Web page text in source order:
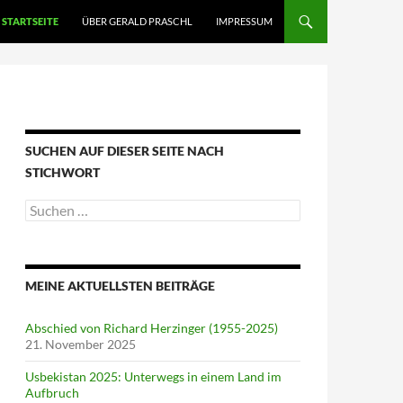
STARTSEITE ÜBER GERALD PRASCHL IMPRESSUM
SUCHEN AUF DIESER SEITE NACH
STICHWORT
Suche
nach:
MEINE AKTUELLSTEN BEITRÄGE
Abschied von Richard Herzinger (1955-2025)
21. November 2025
Usbekistan 2025: Unterwegs in einem Land im
Aufbruch